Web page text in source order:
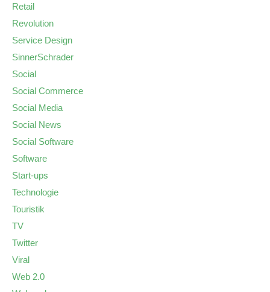
Retail
Revolution
Service Design
SinnerSchrader
Social
Social Commerce
Social Media
Social News
Social Software
Software
Start-ups
Technologie
Touristik
TV
Twitter
Viral
Web 2.0